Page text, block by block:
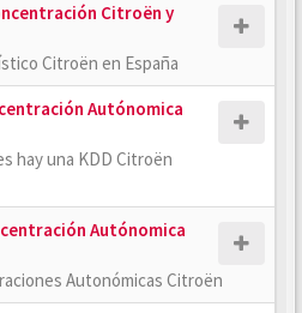
Citroën y
Citroën en España
Autónomica
hay una KDD Citroën
Autónomica
Autonómicas Citroën